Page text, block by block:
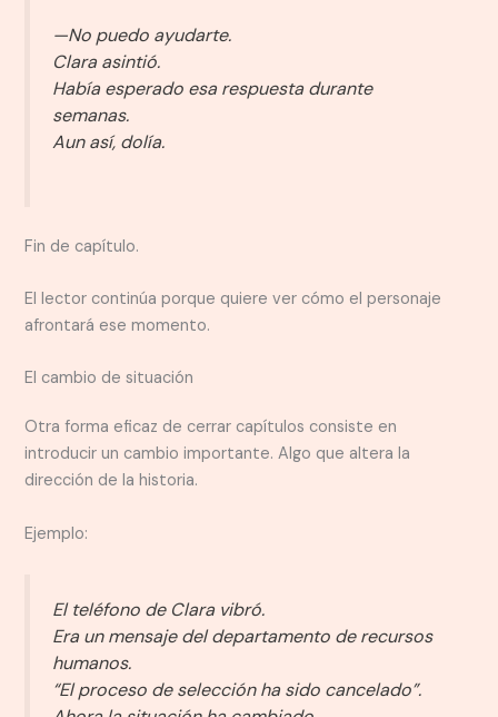
—No puedo ayudarte.
Clara asintió.
Había esperado esa respuesta durante
semanas.
Aun así, dolía.
Fin de capítulo.
El lector continúa porque quiere ver cómo el personaje
afrontará ese momento.
El cambio de situación
Otra forma eficaz de cerrar capítulos consiste en
introducir un cambio importante. Algo que altera la
dirección de la historia.
Ejemplo:
El teléfono de Clara vibró.
Era un mensaje del departamento de recursos
humanos.
“El proceso de selección ha sido cancelado”.